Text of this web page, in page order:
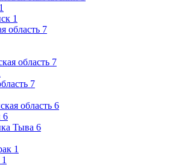
1
1
область 7
область 7
7
область 6
6
Тыва 6
1
1